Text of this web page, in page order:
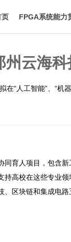
页 FPGA系统能力
州云海
人工智能”、“机器
人项目，包含新
持高校在这些专业
、区块链和集成电